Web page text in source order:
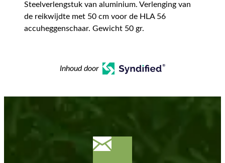
Steelverlengstuk van aluminium. Verlenging van
de reikwijdte met 50 cm voor de HLA 56
accuheggenschaar. Gewicht 50 gr.
Inhoud door